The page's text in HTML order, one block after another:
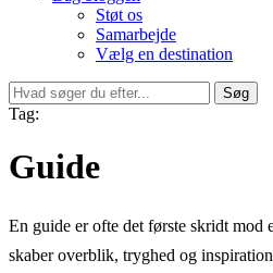
Støt os
Samarbejde
Vælg en destination
Søg
Tag:
Guide
En guide er ofte det første skridt mod
skaber overblik, tryghed og